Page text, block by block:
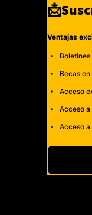
Ventajas
Becas
Acceso
Acceso
Acceso a